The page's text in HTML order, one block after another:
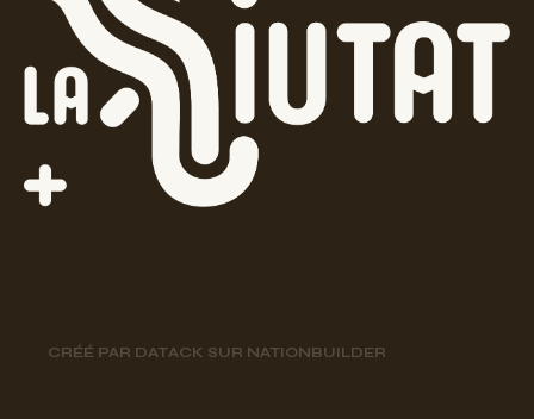
CRÉÉ PAR DATACK SUR NATIONBUILDER